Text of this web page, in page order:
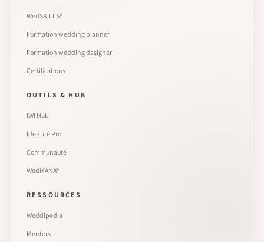
WedSKILLS®
Formation wedding planner
Formation wedding designer
Certifications
OUTILS & HUB
IWI Hub
Identité Pro
Communauté
WedMANA®
RESSOURCES
Weddipedia
Mentors